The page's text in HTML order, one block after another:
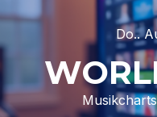
Skip
content
Do..